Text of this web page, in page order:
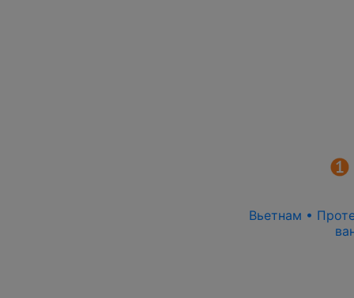
Вьетнам •